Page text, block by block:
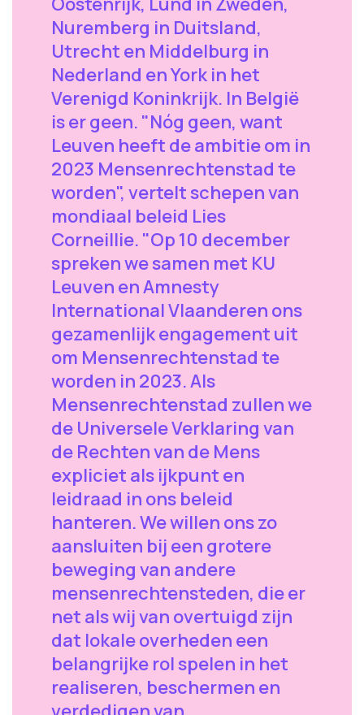
Nuremberg in Duitsland,
Utrecht en Middelburg in
Nederland en York in het
Verenigd Koninkrijk. In België
is er geen. "Nóg geen, want
Leuven heeft de ambitie om in
2023 Mensenrechtenstad te
worden", vertelt schepen van
mondiaal beleid Lies
Corneillie. "Op 10 december
spreken we samen met KU
Leuven en Amnesty
International Vlaanderen ons
gezamenlijk engagement uit
om Mensenrechtenstad te
worden in 2023. Als
Mensenrechtenstad zullen we
de Universele Verklaring van
de Rechten van de Mens
expliciet als ijkpunt en
leidraad in ons beleid
hanteren. We willen ons zo
aansluiten bij een grotere
beweging van andere
mensenrechtensteden, die er
net als wij van overtuigd zijn
dat lokale overheden een
belangrijke rol spelen in het
realiseren, beschermen en